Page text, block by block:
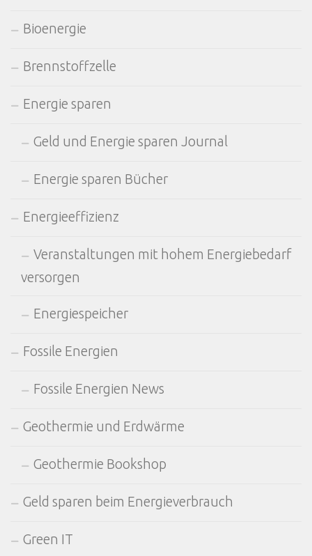
Bioenergie
Brennstoffzelle
Energie sparen
Geld und Energie sparen Journal
Energie sparen Bücher
Energieeffizienz
Veranstaltungen mit hohem Energiebedarf
versorgen
Energiespeicher
Fossile Energien
Fossile Energien News
Geothermie und Erdwärme
Geothermie Bookshop
Geld sparen beim Energieverbrauch
Green IT